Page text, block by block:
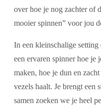
over hoe je nog zachter of
mooier spinnen” voor jou
In een kleinschalige
een ervaren spinner hoe je
maken, hoe je dun en
vezels haalt. Je brengt een
samen zoeken we je heel